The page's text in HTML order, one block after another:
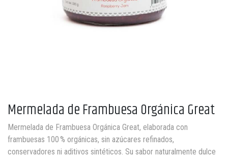
Mermelada de Frambuesa Orgánica Great
Mermelada de Frambuesa Orgánica Great, elaborada con
frambuesas 100 % orgánicas, sin azúcares refinados,
conservadores ni aditivos sintéticos. Su sabor naturalmente dulce